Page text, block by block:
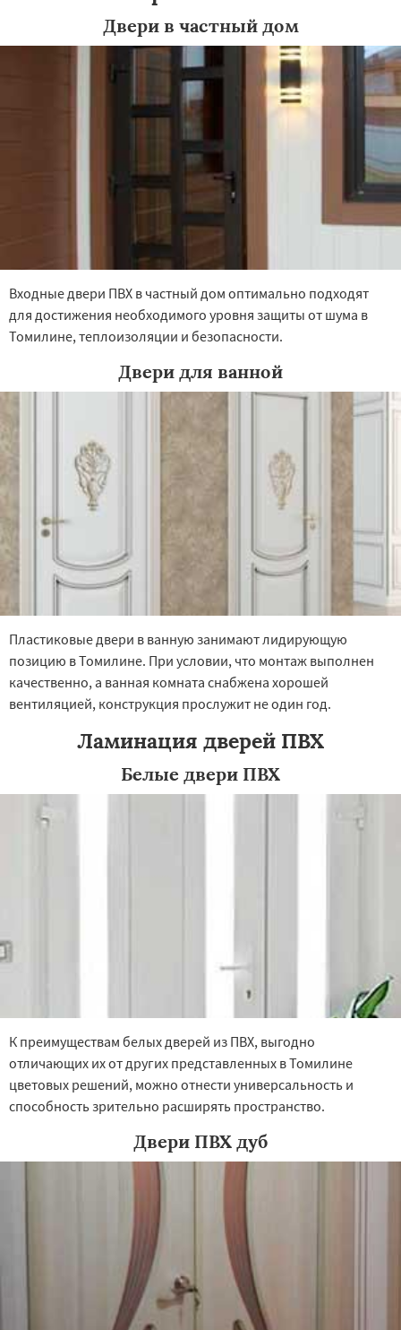
Работаем по
регионам
×
Тучково Уваровка
Удельная
Фосфоритный Фряново
Хорлово
Двери в частный дом
Входные двери ПВХ в частный дом оптимально подходят
для достижения необходимого уровня защиты от шума в
Томилине, теплоизоляции и безопасности.
Двери для ванной
Пластиковые двери в ванную занимают лидирующую
позицию в Томилине. При условии, что монтаж выполнен
качественно, а ванная комната снабжена хорошей
вентиляцией, конструкция прослужит не один год.
Ламинация дверей ПВХ
Белые двери ПВХ
К преимуществам белых дверей из ПВХ, выгодно
отличающих их от других представленных в Томилине
цветовых решений, можно отнести универсальность и
способность зрительно расширять пространство.
Двери ПВХ дуб
УЗНАТЬ ПОДРОБНЕЕ ×
Даю согласие на обработку персональных данных